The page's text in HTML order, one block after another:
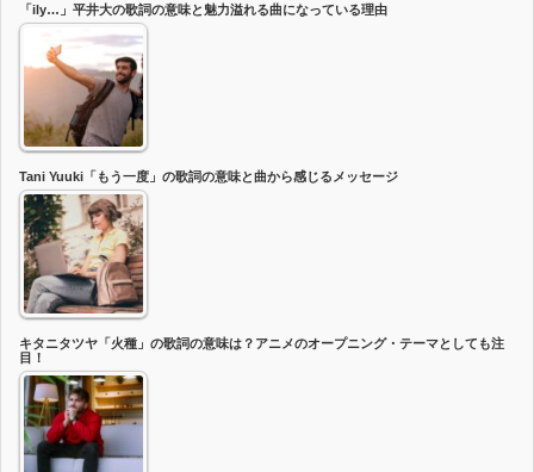
「ily…」平井大の歌詞の意味と魅力溢れる曲になっている理由
Tani Yuuki「もう一度」の歌詞の意味と曲から感じるメッセージ
キタニタツヤ「火種」の歌詞の意味は？アニメのオープニング・テーマとしても注
目！